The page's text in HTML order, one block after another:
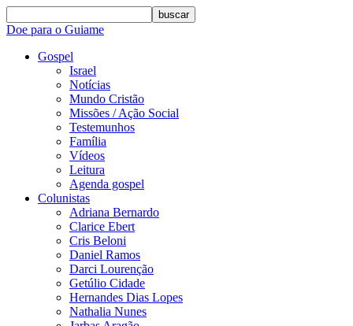
buscar
Doe para o Guiame
Gospel
Israel
Notícias
Mundo Cristão
Missões / Ação Social
Testemunhos
Família
Vídeos
Leitura
Agenda gospel
Colunistas
Adriana Bernardo
Clarice Ebert
Cris Beloni
Daniel Ramos
Darci Lourenção
Getúlio Cidade
Hernandes Dias Lopes
Nathalia Nunes